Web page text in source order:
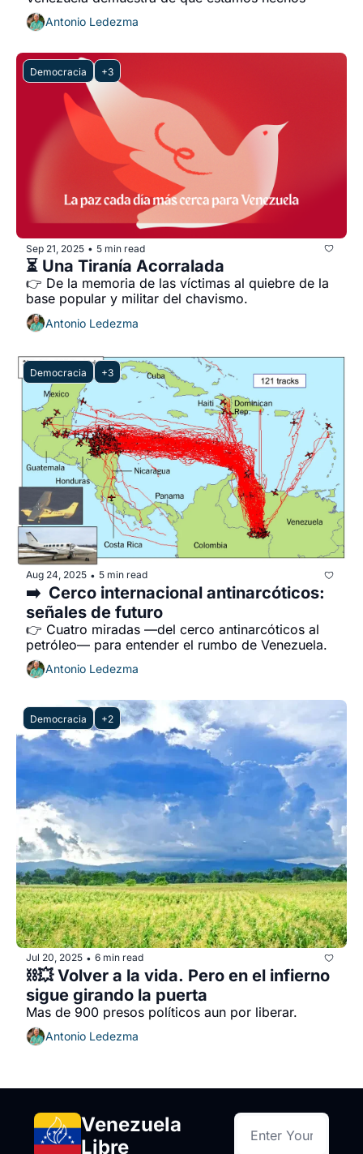
Antonio Ledezma
Democracia +3
Sep 21, 2025 • 5 min read
👉 De la memoria de las víctimas al quiebre de la
base popular y militar del chavismo.
Antonio Ledezma
Democracia +3
Aug 24, 2025 • 5 min read
➡️  Cerco internacional antinarcóticos:
señales de futuro
👉 Cuatro miradas —del cerco antinarcóticos al
petróleo— para entender el rumbo de Venezuela.
Antonio Ledezma
Democracia +2
Jul 20, 2025 • 6 min read
⛓️‍💥 Volver a la vida. Pero en el infierno
sigue girando la puerta
Antonio Ledezma
Venezuela
Libre